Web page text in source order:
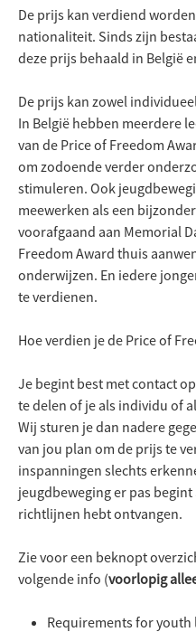
De prijs kan verdiend
nationaliteit. Sinds zijn
deze prijs behaald in België
De prijs kan zowel
In België hebben meerdere
van de Price of Freedom
om zodoende verder
stimuleren. Ook
meewerken als een
voorafgaand aan Memorial
Freedom Award thuis
onderwijzen. En iedere
te verdienen.
Hoe verdien je de Price of
Je begint best met contact
te delen of je als individu of
Wij sturen je dan nadere
van jou plan om de prijs te
inspanningen slechts
jeugdbeweging er pas begint
richtlijnen hebt ontvangen.
Zie voor een beknopt
volgende info (voorlopig
Requirements for